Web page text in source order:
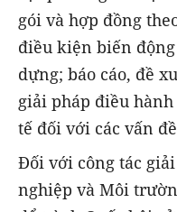
gói và hợp đồng
điều kiện biến
dựng; báo cáo, đề
giải pháp điều
tế đối với các vấn
Đối với công tác
nghiệp và Môi